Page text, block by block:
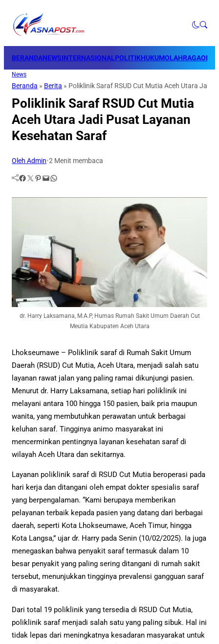
BERANDANEWSINTERNASIONALPOLITIKHUKUMOLAHRAGAOPINI
News
Beranda » Berita » Poliklinik Saraf RSUD Cut Mutia Aceh Utara Jadi
Poliklinik Saraf RSUD Cut Mutia
Aceh Utara Jadi Pusat Layanan
Kesehatan Saraf
Oleh Admin•2 Menit membaca
Facebook Twitter Pinterest Mail WhatsApp
dr. Harry Laksamana, M.A.P, Humas Rumah Sakit Umum Daerah Cut
Meutia Kabupaten Aceh Utara
Lhokseumawe – Poliklinik saraf di Rumah Sakit Umum
Daerah (RSUD) Cut Mutia, Aceh Utara, menjadi salah satu
layanan rawat jalan yang paling ramai dikunjungi pasien.
Menurut dr. Harry Laksamana, setiap hari poliklinik ini
melayani antara 100 hingga 150 pasien, baik pria maupun
wanita, yang membutuhkan perawatan untuk berbagai
keluhan saraf. Tingginya animo masyarakat ini
mencerminkan pentingnya layanan kesehatan saraf di
wilayah Aceh Utara dan sekitarnya.
Layanan poliklinik saraf di RSUD Cut Mutia beroperasi pada
hari kerja dan ditangani oleh empat dokter spesialis saraf
yang berpengalaman. “Kami berupaya memberikan
pelayanan terbaik kepada pasien yang datang dari berbagai
daerah, seperti Kota Lhokseumawe, Aceh Timur, hingga
Kota Langsa,” ujar dr. Harry pada Senin (10/02/2025). Ia juga
menegaskan bahwa penyakit saraf termasuk dalam 10
besar penyakit yang paling sering ditangani di rumah sakit
tersebut, menunjukkan tingginya prevalensi gangguan saraf
di masyarakat.
Dari total 19 poliklinik yang tersedia di RSUD Cut Mutia,
poliklinik saraf menjadi salah satu yang paling sibuk. Hal ini
tidak lepas dari meningkatnya kesadaran masyarakat untuk